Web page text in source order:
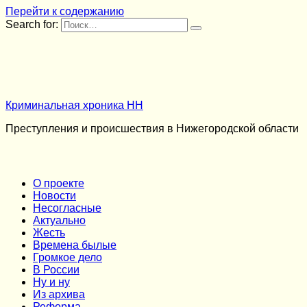
Перейти к содержанию
Search for:
Криминальная хроника НН
Преступления и происшествия в Нижегородской области
О проекте
Новости
Несогласные
Актуально
Жесть
Времена былые
Громкое дело
В России
Ну и ну
Из архива